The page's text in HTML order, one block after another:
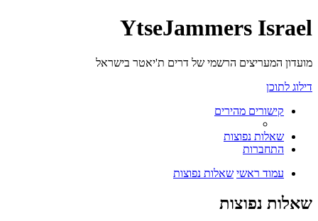
YtseJammers Israel
מועדון המעריצים הרשמי של דרים ת'יאטר בישראל
דילוג לתוכן
קישורים מהירים
שאלות נפוצות
התחברות
עמוד ראשי שאלות נפוצות
שאלות נפוצות